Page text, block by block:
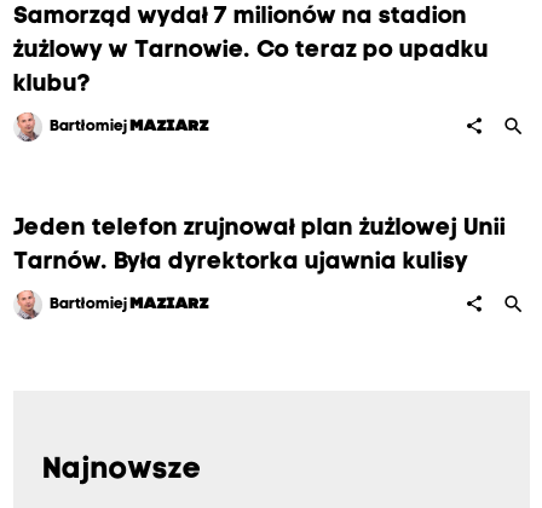
Samorząd wydał 7 milionów na stadion
żużlowy w Tarnowie. Co teraz po upadku
klubu?
Bartłomiej MAZIARZ share search
Jeden telefon zrujnował plan żużlowej Unii
Tarnów. Była dyrektorka ujawnia kulisy
Bartłomiej MAZIARZ share search
Najnowsze